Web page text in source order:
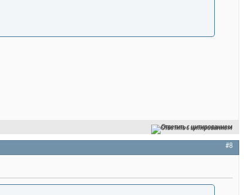
Ответить с цитированием
#8